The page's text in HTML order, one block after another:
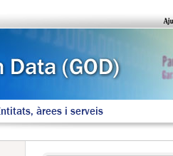
àrees i serveis